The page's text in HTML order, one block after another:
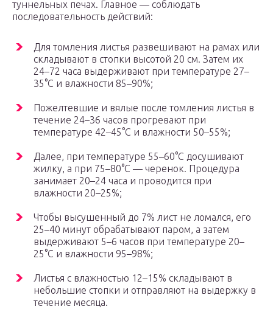
туннельных печах. Главное — соблюдать
последовательность действий:
Для томления листья развешивают на рамах или
складывают в стопки высотой 20 см. Затем их
24–72 часа выдерживают при температуре 27–
35°С и влажности 85–90%;
Пожелтевшие и вялые после томления листья в
течение 24–36 часов прогревают при
температуре 42–45°С и влажности 50–55%;
Далее, при температуре 55–60°С досушивают
жилку, а при 75–80°С — черенок. Процедура
занимает 20–24 часа и проводится при
влажности 20–25%;
Чтобы высушенный до 7% лист не ломался, его
25–40 минут обрабатывают паром, а затем
выдерживают 5–6 часов при температуре 20–
25°С и влажности 95–98%;
Листья с влажностью 12–15% складывают в
небольшие стопки и отправляют на выдержку в
течение месяца.